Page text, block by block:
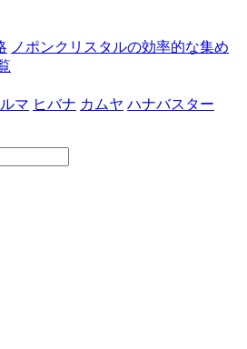
ノポンクリスタルの効率的な集め
マ ヒバナ カムヤ ハナバスター